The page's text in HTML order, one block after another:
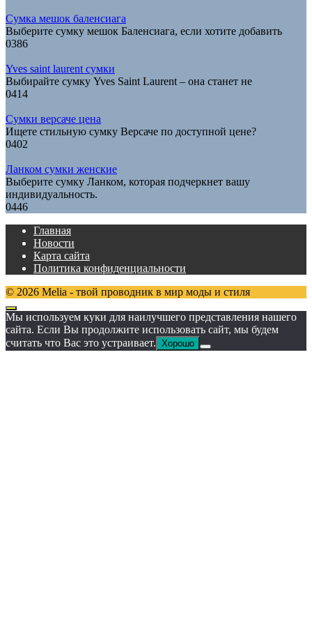
Сумка мешок баленсиага
Выберите сумку мешок Баленсиага, если хотите добавить
0386
Yves saint laurent сумки
Выбирайте сумку Yves Saint Laurent – она станет не
0414
Сумки версаче цена
Ищете стильную сумку Версаче по доступной цене?
0402
Ланком сумки женские
Выберите сумку Ланком, которая подчеркнет вашу
индивидуальность.
0446
Главная
Новости
Карта сайта
Политика конфиденциальности
© 2026 Melia - твой проводник в мир моды и стиля
Мы используем куки для наилучшего представления нашего
сайта. Если Вы продолжите использовать сайт, мы будем
считать что Вас это устраивает. Хорошо